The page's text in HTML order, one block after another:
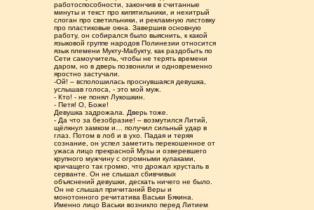
работоспособности, закончив в считанные
минуты и текст про кипятильники, и нехитрый
слоган про светильники, и рекламную листовку
про пластиковые окна. Завершив основную
работу, он собирался было выяснить, к какой
языковой группе народов Полинезии относится
язык племени Мукту-Мабукту, как раздобыть по
Сети самоучитель, чтобы не терять времени
даром, но в дверь позвонили и одновременно
яростно застучали.
-Ой! – всполошилась проснувшаяся девушка,
услышав голоса, - это мой муж.
- Кто! - не понял Лукошкин.
- Петя! О, Боже!
Девушка задрожала. Дверь тоже.
- Да что за безобразие! – возмутился Литий,
щёлкнул замком и… получил сильный удар в
глаз. Потом в лоб и в ухо. Падая и теряя
сознание, он успел заметить перекошенное от
ужаса лицо прекрасной Музы и озверевшего
крупного мужчину с огромными кулаками,
кричащего так громко, что дрожал хрусталь в
серванте. Он не слышал сбивчивых
объяснений девушки, дескать ничего не было.
Он не слышал причитаний Веры и
монотонного речитатива Васьки Бякина.
Именно лицо Васьки возникло перед Литием